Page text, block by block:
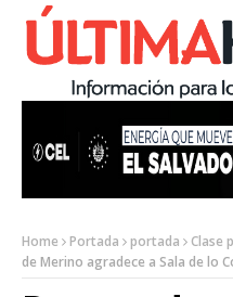
Home Portada portada Clase
de Merino agradece a Sala de lo